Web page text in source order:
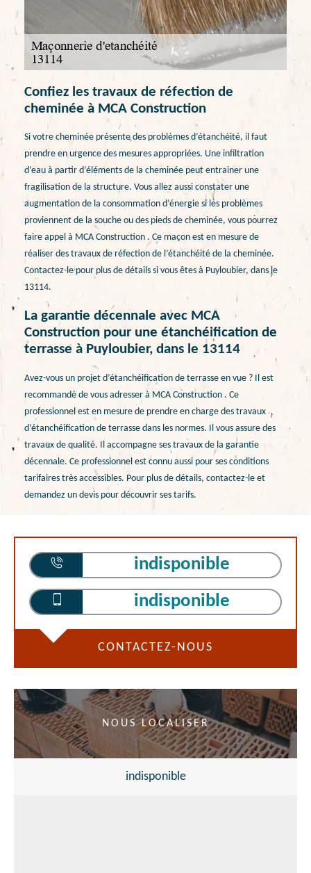
Confiez les travaux de réfection de
cheminée à MCA Construction
Si votre cheminée présente des problèmes d’étanchéité, il faut
prendre en urgence des mesures appropriées. Une infiltration
d’eau à partir d’éléments de la cheminée peut entrainer une
fragilisation de la structure. Vous allez aussi constater une
augmentation de la consommation d’énergie si les problèmes
proviennent de la souche ou des pieds de cheminée, vous pourrez
faire appel à MCA Construction . Ce maçon est en mesure de
réaliser des travaux de réfection de l’étanchéité de la cheminée.
Contactez-le pour plus de détails si vous êtes à Puyloubier, dans le
13114.
La garantie décennale avec MCA
Construction pour une étanchéification de
terrasse à Puyloubier, dans le 13114
Avez-vous un projet d’étanchéification de terrasse en vue ? Il est
recommandé de vous adresser à MCA Construction . Ce
professionnel est en mesure de prendre en charge des travaux
d’étanchéification de terrasse dans les normes. Il vous assure des
travaux de qualité. Il accompagne ses travaux de la garantie
décennale. Ce professionnel est connu aussi pour ses conditions
tarifaires très accessibles. Pour plus de détails, contactez-le et
demandez un devis pour découvrir ses tarifs.
indisponible
indisponible
CONTACTEZ-NOUS
NOUS LOCALISER
indisponible